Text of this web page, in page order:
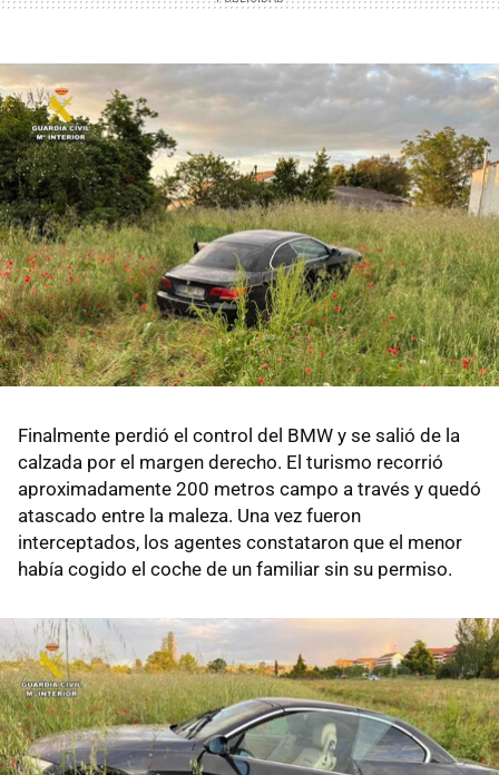
Finalmente perdió el control del BMW y se salió de la
calzada por el margen derecho. El turismo recorrió
aproximadamente 200 metros campo a través y quedó
atascado entre la maleza. Una vez fueron
interceptados, los agentes constataron que el menor
había cogido el coche de un familiar sin su permiso.